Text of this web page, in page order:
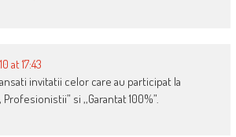
at 17:43
invitatii celor care au participat la
si ,,Garantat 100%”.